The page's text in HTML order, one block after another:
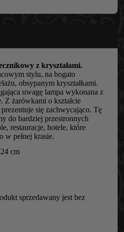
z kryształami.
stylu, na bogato
obsypanym kryształkami.
uwagę lampa wykonana z
Z żarówkami o kształcie
się zachwycająco. Tę
do bardziej przestronnych
restauracje, hotele, które
w pełnej krasie.
cm
sprzedawany jest bez